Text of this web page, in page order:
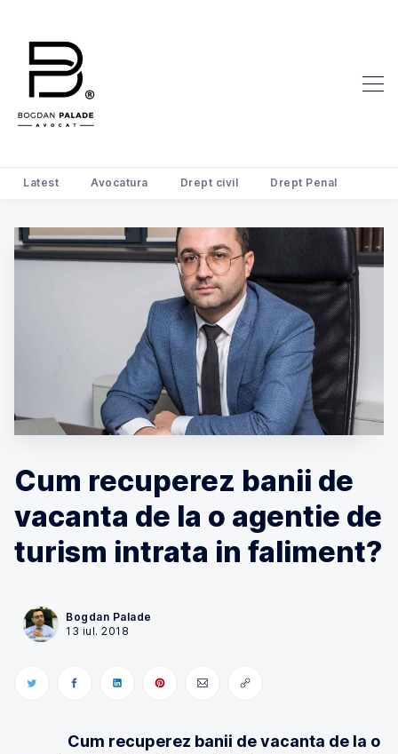
Search Avocat Bogdan
Latest Avocatura Drept civil Drept Penal
Cum recuperez banii de
vacanta de la o agentie de
turism intrata in faliment?
Bogdan Palade
13 iul. 2018
Cum recuperez banii de vacanta de la o